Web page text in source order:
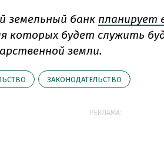
земельный банк планирует
которых будет служить
земли.
ЗАКОНОДАТЕЛЬСТВО
РЕКЛАМА: